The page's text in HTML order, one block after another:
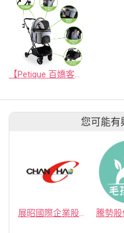
您可能有
展昭國際企業股份有限公司